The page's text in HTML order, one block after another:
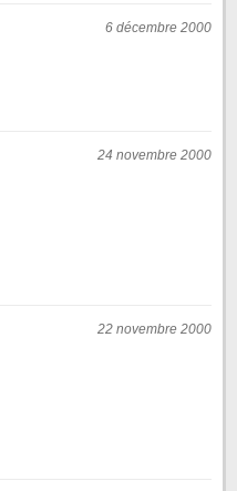
6 décembre 2000
24 novembre 2000
22 novembre 2000